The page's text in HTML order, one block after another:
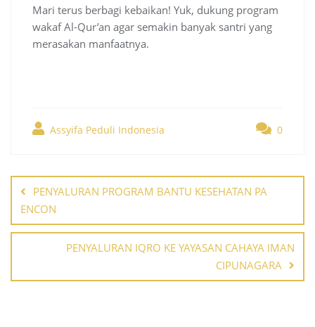
Mari terus berbagi kebaikan! Yuk, dukung program
wakaf Al-Qur’an agar semakin banyak santri yang
merasakan manfaatnya.
Assyifa Peduli Indonesia 0
navigation
PENYALURAN PROGRAM BANTU KESEHATAN PA
ENCON
PENYALURAN IQRO KE YAYASAN CAHAYA IMAN
CIPUNAGARA